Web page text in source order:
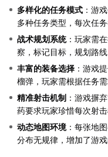
多样化的任务模式 ：游
多种任务类型，每次任务
战术规划系统：玩家需
察，标记目标，规划路线
丰富的装备选择 ：游戏
榴弹，玩家需根据任务
精准射击机制 ：游戏摒
药要求玩家珍惜每次射击
动态地图环境：每张地
分布无规律，增加了游戏